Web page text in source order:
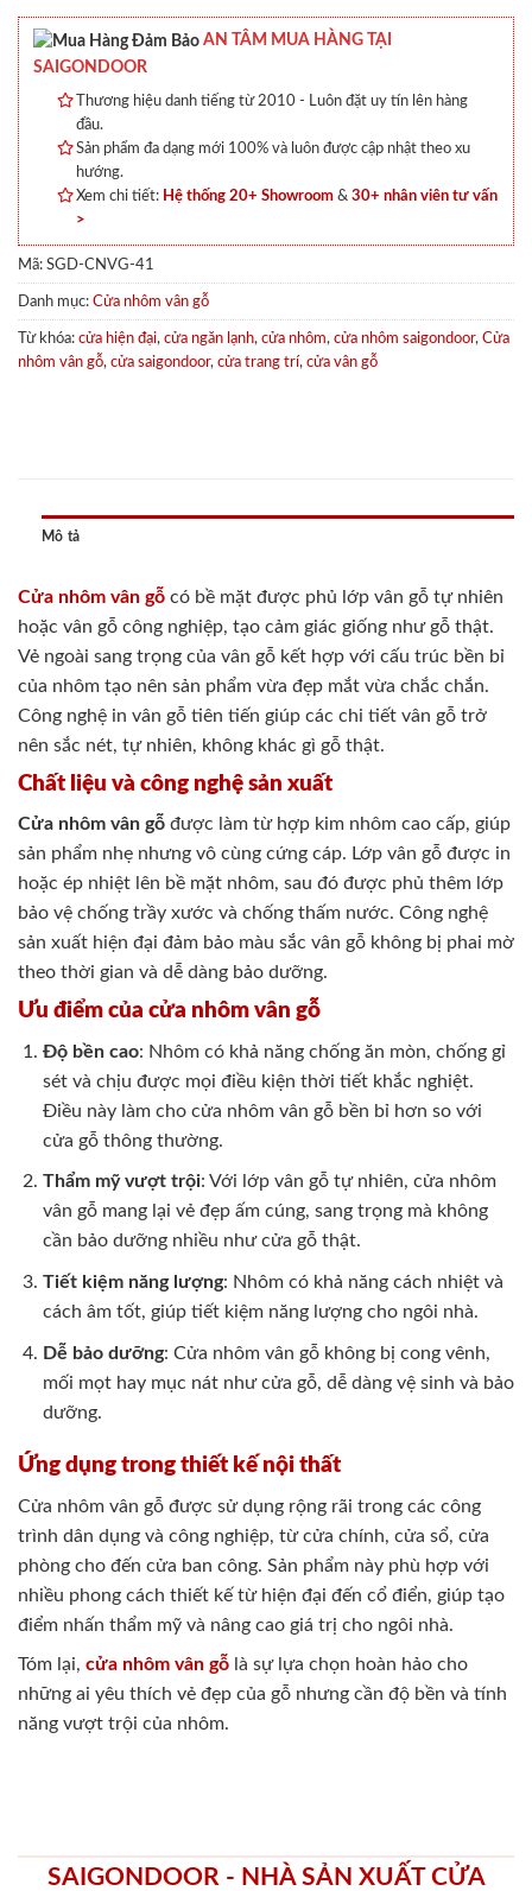
AN TÂM MUA HÀNG TẠI
SAIGONDOOR
Thương hiệu danh tiếng từ 2010 - Luôn đặt uy tín lên hàng
đầu.
Sản phẩm đa dạng mới 100% và luôn được cập nhật theo xu
hướng.
Xem chi tiết: Hệ thống 20+ Showroom & 30+ nhân viên tư vấn
>
Mã: SGD-CNVG-41
Danh mục: Cửa nhôm vân gỗ
Từ khóa: cửa hiện đại, cửa ngăn lạnh, cửa nhôm, cửa nhôm saigondoor, Cửa
nhôm vân gỗ, cửa saigondoor, cửa trang trí, cửa vân gỗ
Mô tả
Cửa nhôm vân gỗ có bề mặt được phủ lớp vân gỗ tự nhiên
hoặc vân gỗ công nghiệp, tạo cảm giác giống như gỗ thật.
Vẻ ngoài sang trọng của vân gỗ kết hợp với cấu trúc bền bỉ
của nhôm tạo nên sản phẩm vừa đẹp mắt vừa chắc chắn.
Công nghệ in vân gỗ tiên tiến giúp các chi tiết vân gỗ trở
nên sắc nét, tự nhiên, không khác gì gỗ thật.
Chất liệu và công nghệ sản xuất
Cửa nhôm vân gỗ được làm từ hợp kim nhôm cao cấp, giúp
sản phẩm nhẹ nhưng vô cùng cứng cáp. Lớp vân gỗ được in
hoặc ép nhiệt lên bề mặt nhôm, sau đó được phủ thêm lớp
bảo vệ chống trầy xước và chống thấm nước. Công nghệ
sản xuất hiện đại đảm bảo màu sắc vân gỗ không bị phai mờ
theo thời gian và dễ dàng bảo dưỡng.
Ưu điểm của cửa nhôm vân gỗ
Độ bền cao: Nhôm có khả năng chống ăn mòn, chống gỉ
sét và chịu được mọi điều kiện thời tiết khắc nghiệt.
Điều này làm cho cửa nhôm vân gỗ bền bỉ hơn so với
cửa gỗ thông thường.
Thẩm mỹ vượt trội: Với lớp vân gỗ tự nhiên, cửa nhôm
vân gỗ mang lại vẻ đẹp ấm cúng, sang trọng mà không
cần bảo dưỡng nhiều như cửa gỗ thật.
Tiết kiệm năng lượng: Nhôm có khả năng cách nhiệt và
cách âm tốt, giúp tiết kiệm năng lượng cho ngôi nhà.
Dễ bảo dưỡng: Cửa nhôm vân gỗ không bị cong vênh,
mối mọt hay mục nát như cửa gỗ, dễ dàng vệ sinh và bảo
dưỡng.
Ứng dụng trong thiết kế nội thất
Cửa nhôm vân gỗ được sử dụng rộng rãi trong các công
trình dân dụng và công nghiệp, từ cửa chính, cửa sổ, cửa
phòng cho đến cửa ban công. Sản phẩm này phù hợp với
nhiều phong cách thiết kế từ hiện đại đến cổ điển, giúp tạo
điểm nhấn thẩm mỹ và nâng cao giá trị cho ngôi nhà.
Tóm lại, cửa nhôm vân gỗ là sự lựa chọn hoàn hảo cho
những ai yêu thích vẻ đẹp của gỗ nhưng cần độ bền và tính
năng vượt trội của nhôm.
SAIGONDOOR - NHÀ SẢN XUẤT CỬA